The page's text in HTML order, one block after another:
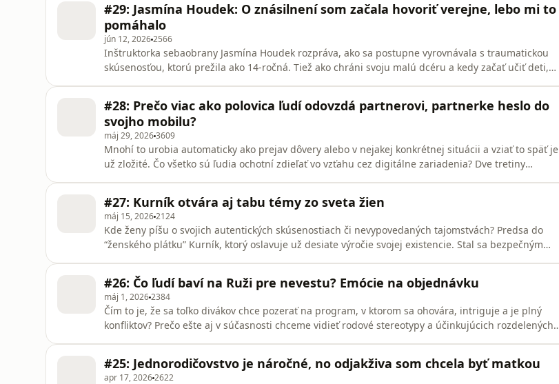
podcaste rozprávajú
#29: Jasmína Houdek: O znásilnení som začala hovoriť verejne, lebo mi to
pomáhalo
jún 12, 20262566
Inštruktorka sebaobrany Jasmína Houdek rozpráva, ako sa postupne vyrovnávala s traumatickou
skúsenosťou, ktorú prežila ako 14-ročná. Tiež ako chráni svoju malú dcéru a kedy začať učiť deti,
#28: Prečo viac ako polovica ľudí odovzdá partnerovi, partnerke heslo do
svojho mobilu?
máj 29, 20263609
Mnohí to urobia automaticky ako prejav dôvery alebo v nejakej konkrétnej situácii a vziať to späť je
už zložité. Čo všetko sú ľudia ochotní zdieľať vo vzťahu cez digitálne zariadenia? Dve tretiny
výsku
#27: Kurník otvára aj tabu témy zo sveta žien
máj 15, 20262124
Kde ženy píšu o svojich autentických skúsenostiach či nevypovedaných tajomstvách? Predsa do
“ženského plátku” Kurník, ktorý oslavuje už desiate výročie svojej existencie. Stal sa bezpečným
“sľub čistoty” formoval sexualitu. Zakladateľka feministického newslettera Michaela Kučová a
ilustrátorka Alexand
#26: Čo ľudí baví na Ruži pre nevestu? Emócie na objednávku
máj 1, 20262384
Čím to je, že sa toľko divákov chce pozerať na program, v ktorom sa ohovára, intriguje a je plný
konfliktov? Prečo ešte aj v súčasnosti chceme vidieť rodové stereotypy a účinkujúcich rozdelených
šéfredaktora Denníka N
#25: Jednorodičovstvo je náročné, no odjakživa som chcela byť matkou
apr 17, 20262622